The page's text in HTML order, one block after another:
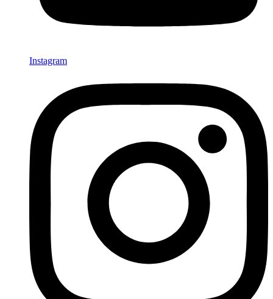
Instagram